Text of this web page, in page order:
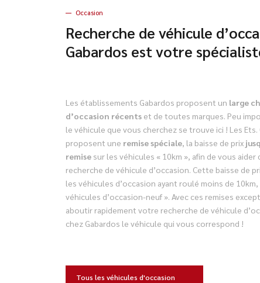
Occasion
Recherche de véhicule
Gabardos est votre
Les établissements Gabardos proposent un large
d’occasion récents et de toutes marques. Peu
le véhicule que vous cherchez se trouve ici ! Les Ets.
proposent une remise spéciale, la baisse de prix
remise sur les véhicules « 10km », afin de vous aider
recherche de véhicule d’occasion. Cette baisse de
les véhicules d’occasion ayant roulé moins de
véhicules d’occasion-neuf ». Avec ces remises
aboutir rapidement votre recherche de véhicule
chez Gabardos le véhicule qui vous correspond !
Tous les véhicules d'occasion